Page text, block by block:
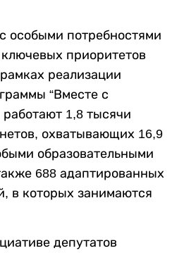
особыми потребностями
приоритетов
реализации
“Вместе с
1,8 тысячи
охватывающих 16,9
образовательными
688 адаптированных
в которых занимаются
депутатов